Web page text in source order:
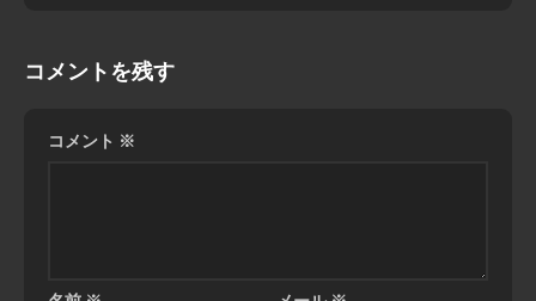
コメントを残す
コメント ※